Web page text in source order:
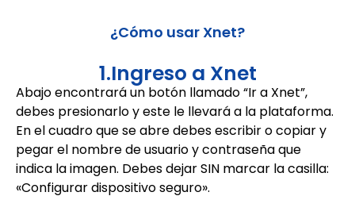
¿Cómo usar Xnet?
1.Ingreso a Xnet
Abajo encontrará un botón llamado “Ir a Xnet”,
debes presionarlo y este le llevará a la plataforma.
En el cuadro que se abre debes escribir o copiar y
pegar el nombre de usuario y contraseña que
indica la imagen. Debes dejar SIN marcar la casilla:
«Configurar dispositivo seguro».